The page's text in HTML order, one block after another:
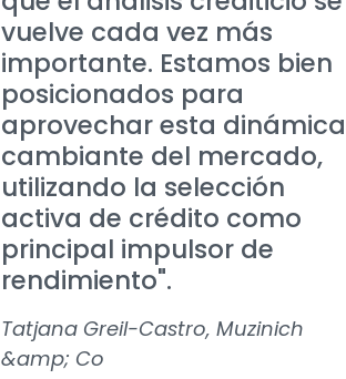
vuelve cada vez más
importante. Estamos bien
posicionados para
aprovechar esta dinámica
cambiante del mercado,
utilizando la selección
activa de crédito como
principal impulsor de
rendimiento".
Tatjana Greil-Castro, Muzinich
&amp; Co